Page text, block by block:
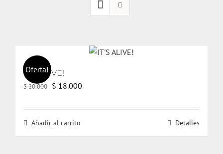
Oferta!
IT’S ALIVE!
$20.000 El
original
era:
$ 18.000
actual
Añadir al carrito Detalles